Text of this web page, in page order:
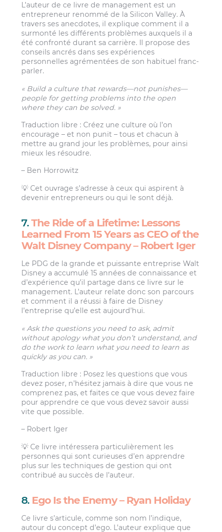
L’auteur de ce livre de management est un
entrepreneur renommé de la Silicon Valley. À
travers ses anecdotes, il explique comment il a
surmonté les différents problèmes auxquels il a
été confronté durant sa carrière. Il propose des
conseils ancrés dans ses expériences
personnelles agrémentées de son habituel franc-
parler.
« Build a culture that rewards—not punishes—
people for getting problems into the open
where they can be solved. »
Traduction libre : Créez une culture où l’on
encourage – et non punit – tous et chacun à
mettre au grand jour les problèmes, pour ainsi
mieux les résoudre.
– Ben Horrowitz
💡 Cet ouvrage s’adresse à ceux qui aspirent à
devenir entrepreneurs ou qui le sont déjà.
7.The Ride of a Lifetime: Lessons
Learned From 15 Years as CEO of the
Walt Disney Company – Robert Iger
Le PDG de la grande et puissante entreprise Walt
Disney a accumulé 15 années de connaissance et
d’expérience qu’il partage dans ce livre sur le
management. L’auteur relate donc son parcours
et comment il a réussi à faire de Disney
l’entreprise qu’elle est aujourd’hui.
« Ask the questions you need to ask, admit
without apology what you don’t understand, and
do the work to learn what you need to learn as
quickly as you can. »
Traduction libre : Posez les questions que vous
devez poser, n’hésitez jamais à dire que vous ne
comprenez pas, et faites ce que vous devez faire
pour apprendre ce que vous devez savoir aussi
vite que possible.
– Robert Iger
💡 Ce livre intéressera particulièrement les
personnes qui sont curieuses d’en apprendre
plus sur les techniques de gestion qui ont
contribué au succès de l’auteur.
8. Ego Is the Enemy – Ryan Holiday
Ce livre s’articule, comme son nom l’indique,
autour du concept d’ego. L’auteur explique que